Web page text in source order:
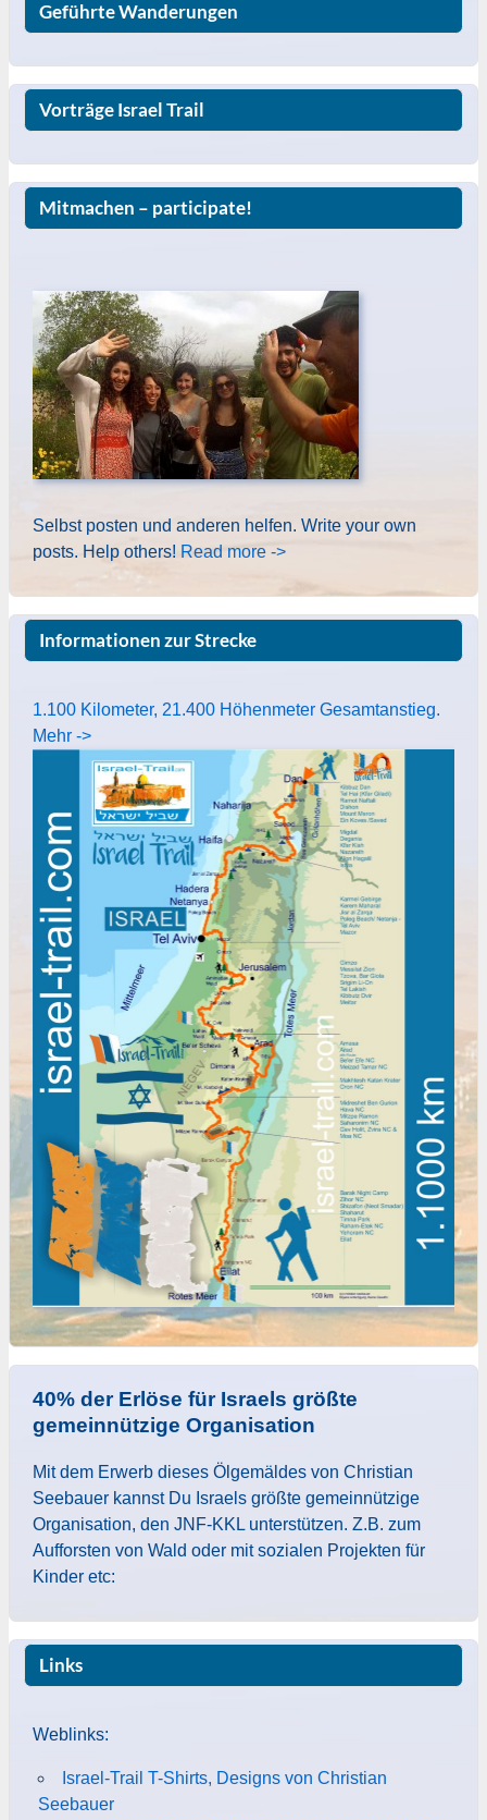
Geführte Wanderungen
Vorträge Israel Trail
Mitmachen – participate!
Selbst posten und anderen helfen. Write your own
posts. Help others! Read more ->
Informationen zur Strecke
1.100 Kilometer, 21.400 Höhenmeter Gesamtanstieg.
Mehr ->
40% der Erlöse für Israels größte
gemeinnützige Organisation
Mit dem Erwerb dieses Ölgemäldes von Christian
Seebauer kannst Du Israels größte gemeinnützige
Organisation, den JNF-KKL unterstützen. Z.B. zum
Aufforsten von Wald oder mit sozialen Projekten für
Kinder etc:
Links
Weblinks:
Israel-Trail T-Shirts, Designs von Christian
Seebauer